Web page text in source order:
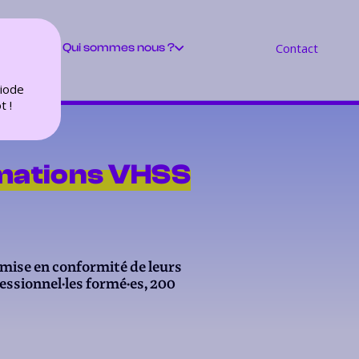
Qui sommes nous ? Contact
VHSS
en conformité de leurs
formé·es, 200
!